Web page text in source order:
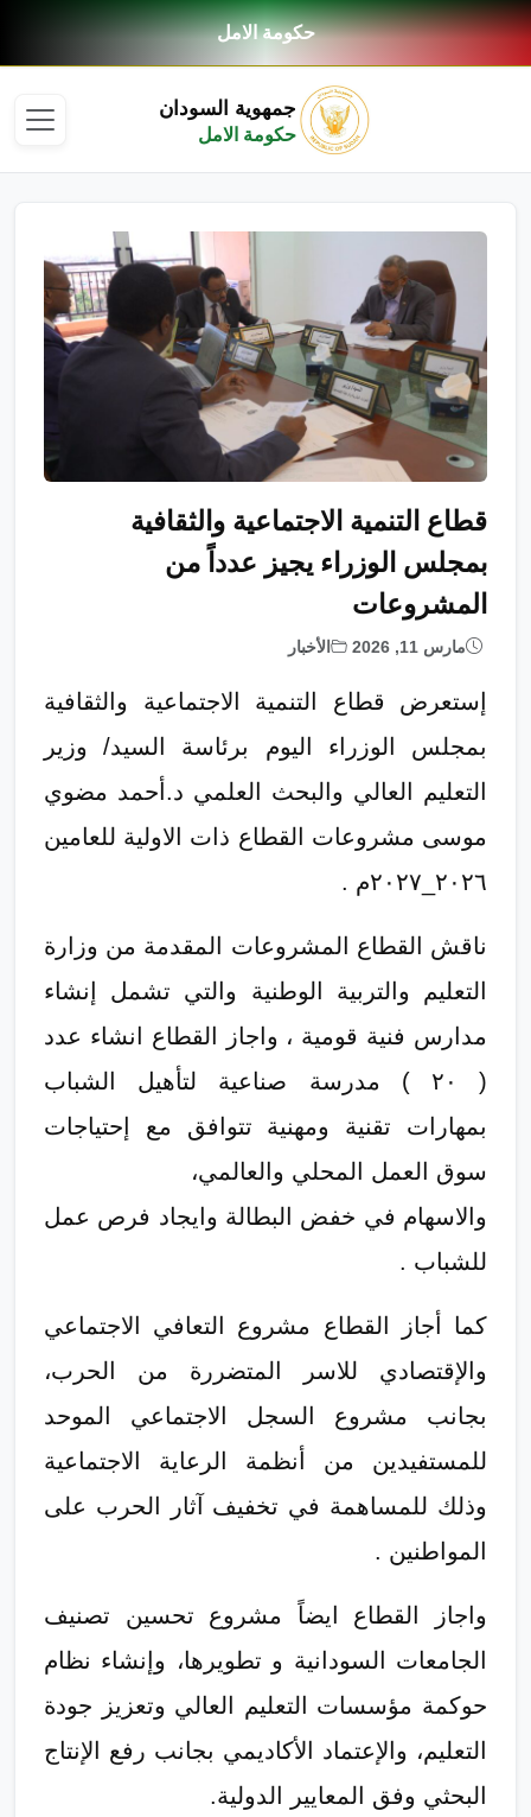
حكومة الامل
جمهوية السودان
حكومة الامل
قطاع التنمية الاجتماعية والثقافية
بمجلس الوزراء يجيز عدداً من
المشروعات
مارس 11, 2026 الأخبار
إستعرض قطاع التنمية الاجتماعية والثقافية
بمجلس الوزراء اليوم برئاسة السيد/ وزير
التعليم العالي والبحث العلمي د.أحمد مضوي
موسى مشروعات القطاع ذات الاولية للعامين
٢٠٢٦_٢٠٢٧م .
ناقش القطاع المشروعات المقدمة من وزارة
التعليم والتربية الوطنية والتي تشمل إنشاء
مدارس فنية قومية ، واجاز القطاع انشاء عدد
( ٢٠ ) مدرسة صناعية لتأهيل الشباب
بمهارات تقنية ومهنية تتوافق مع إحتياجات
سوق العمل المحلي والعالمي،
والاسهام في خفض البطالة وايجاد فرص عمل
للشباب .
كما أجاز القطاع مشروع التعافي الاجتماعي
والإقتصادي للاسر المتضررة من الحرب،
بجانب مشروع السجل الاجتماعي الموحد
للمستفيدين من أنظمة الرعاية الاجتماعية
وذلك للمساهمة في تخفيف آثار الحرب على
المواطنين .
واجاز القطاع ايضاً مشروع تحسين تصنيف
الجامعات السودانية و تطويرها، وإنشاء نظام
حوكمة مؤسسات التعليم العالي وتعزيز جودة
التعليم، والإعتماد الأكاديمي بجانب رفع الإنتاج
البحثي وفق المعايير الدولية.